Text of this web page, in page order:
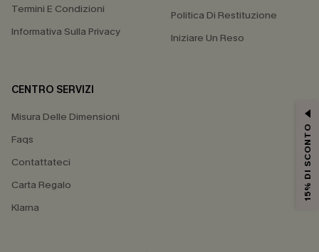
Termini E Condizioni
Informativa Sulla Privacy
Politica Di Restituzione
Iniziare Un Reso
CENTRO SERVIZI
Misura Delle Dimensioni
Faqs
Contattateci
Carta Regalo
Klarna
15% DI SCONTO